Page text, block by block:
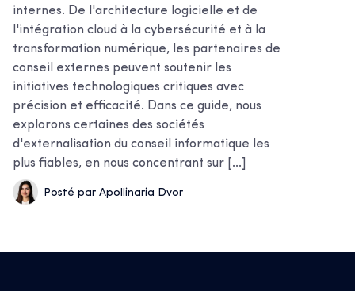
internes. De l'architecture logicielle et de
l'intégration cloud à la cybersécurité et à la
transformation numérique, les partenaires de
conseil externes peuvent soutenir les
initiatives technologiques critiques avec
précision et efficacité. Dans ce guide, nous
explorons certaines des sociétés
d'externalisation du conseil informatique les
plus fiables, en nous concentrant sur [...]
Posté par Apollinaria Dvor